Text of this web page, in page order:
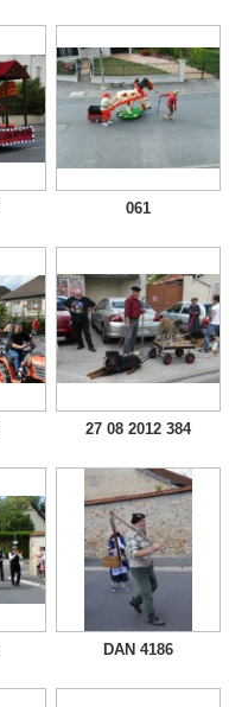
061
27 08 2012 384
DAN 4186